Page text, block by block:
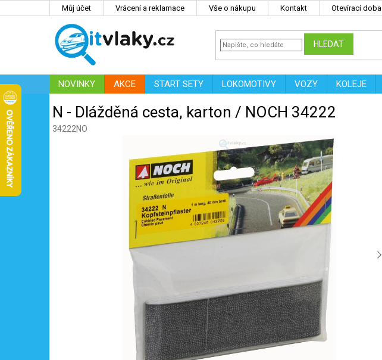
Můj účet Vrácení a reklamace Vše o nákupu Kontakt Otevírací doba
HLEDAT
NOVINKY AKCE START SETY LOKOMOTIVY VOZY KOLEJE
ZNAČKY
N - Dlážděná cesta, karton / NOCH 34222
34222NO